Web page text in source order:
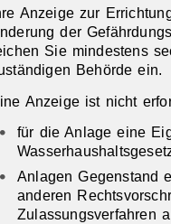
Anzeige zur
der
Sie mindestens
Behörde ein.
Anzeige ist nicht
für die Anlage eine
Anlagen Gegenstand
anderen
Zulassungsverfahren